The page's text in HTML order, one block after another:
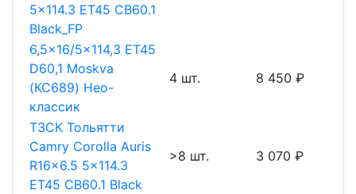
5x114.3 ET45 CB60.1
Black_FP
6,5x16/5x114,3 ET45
D60,1 Moskva
(КС689) Нео-
классик
4 шт. 8 450 ₽
ТЗСК Тольятти
Camry Corolla Auris
R16x6.5 5x114.3
ET45 CB60.1 Black
>8 шт. 3 070 ₽